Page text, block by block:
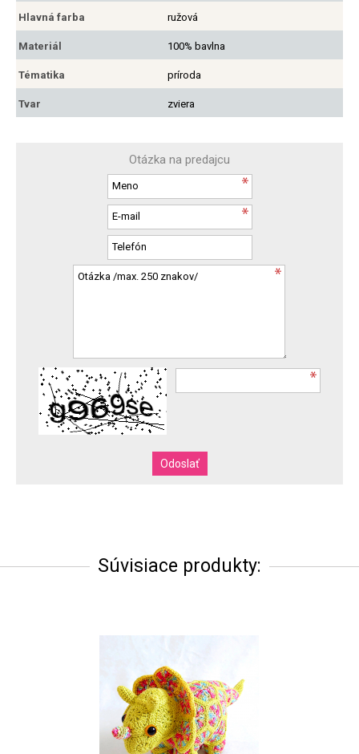
Hlavná farba ružová
Materiál 100% bavlna
Tématika príroda
Tvar zviera
Otázka na predajcu
Súvisiace produkty: